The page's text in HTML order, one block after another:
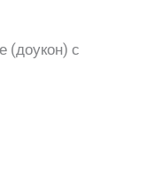
(доукон) с